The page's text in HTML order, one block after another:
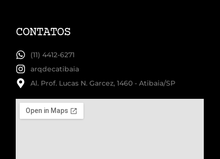
CONTATOS
(11) 4412-6271
arqdecatibaia
Al. Prof. Lucas N. Garcez, 1460 - Atibaia/SP